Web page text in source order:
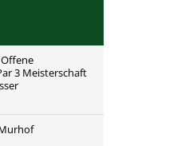
3 Meisterschaft